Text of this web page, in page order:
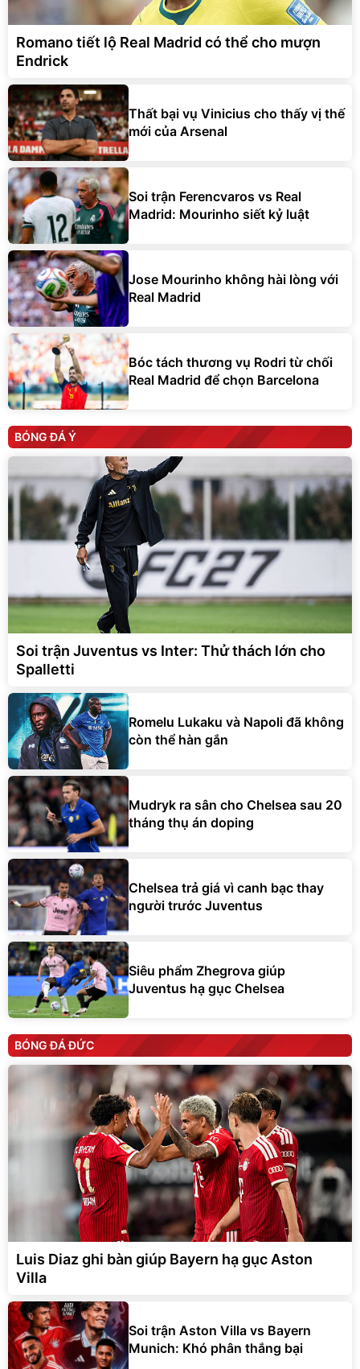
Romano tiết lộ Real Madrid có thể cho mượn
Endrick
Thất bại vụ Vinicius cho thấy vị thế
mới của Arsenal
Soi trận Ferencvaros vs Real
Madrid: Mourinho siết kỷ luật
Jose Mourinho không hài lòng với
Real Madrid
Bóc tách thương vụ Rodri từ chối
Real Madrid để chọn Barcelona
BÓNG ĐÁ Ý
Soi trận Juventus vs Inter: Thử thách lớn cho
Spalletti
Romelu Lukaku và Napoli đã không
còn thể hàn gắn
Mudryk ra sân cho Chelsea sau 20
tháng thụ án doping
Chelsea trả giá vì canh bạc thay
người trước Juventus
Siêu phẩm Zhegrova giúp
Juventus hạ gục Chelsea
BÓNG ĐÁ ĐỨC
Luis Diaz ghi bàn giúp Bayern hạ gục Aston
Villa
Soi trận Aston Villa vs Bayern
Munich: Khó phân thắng bại